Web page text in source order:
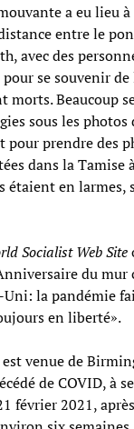
a eu lieu
entre le
avec des
se souvenir
morts. Beaucoup
sous les photos
pour prendre des
dans la Tamise
étaient en larmes,
Socialist Web Site
du
Uni: la pandémie
en liberté».
venue de
de COVID, à
février 2021,